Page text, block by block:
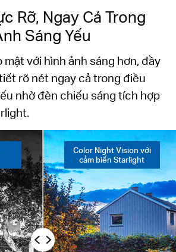
Rỡ, Ngay Cả Trong
Sáng Yếu
mật với hình ảnh sáng hơn, đầy
rõ nét ngay cả trong điều
nhờ đèn chiếu sáng tích hợp
Color Night Vision với
cảm biến Starlight